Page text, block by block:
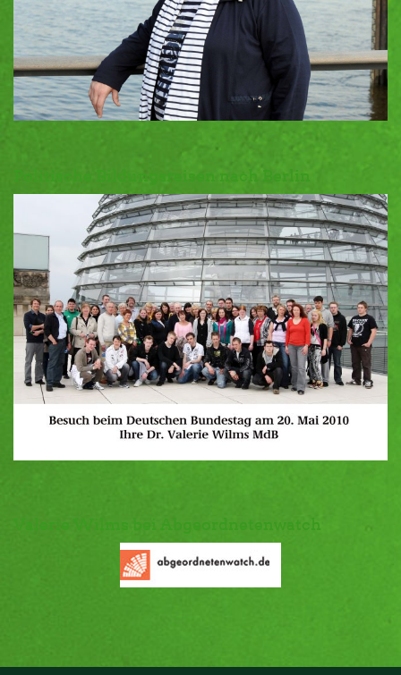
Politische Bildungsreisen nach Berlin
Valerie Wilms bei Abgeordnetenwatch